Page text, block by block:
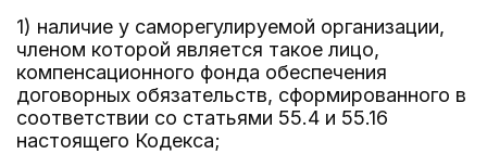
1) наличие у саморегулируемой организации,
членом которой является такое лицо,
компенсационного фонда обеспечения
договорных обязательств, сформированного в
соответствии со статьями 55.4 и 55.16
настоящего Кодекса;